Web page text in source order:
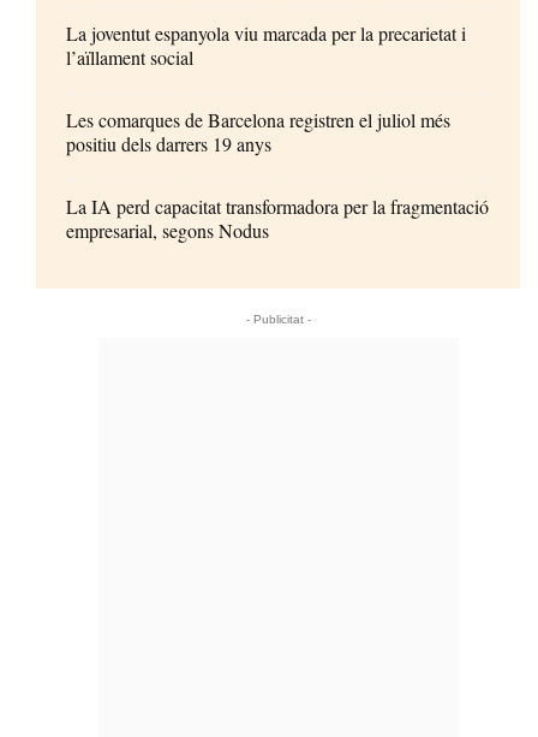
La joventut espanyola viu marcada per la precarietat i
l’aïllament social
Les comarques de Barcelona registren el juliol més
positiu dels darrers 19 anys
La IA perd capacitat transformadora per la fragmentació
empresarial, segons Nodus
- Publicitat -